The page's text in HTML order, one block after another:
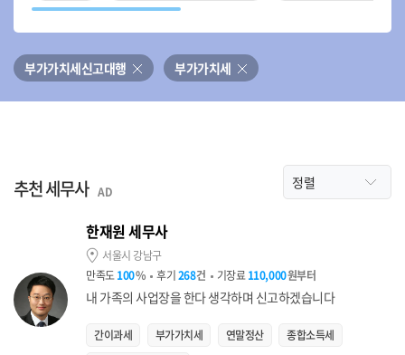
부가가치세신고대행 부가가치세
추천 세무사 AD
한재원 세무사
서울시 강남구
만족도100% 후기268건 기장료110,000원부터
내 가족의 사업장을 한다 생각하며 신고하겠습니다
간이과세 부가가치세 연말정산
종합소득세